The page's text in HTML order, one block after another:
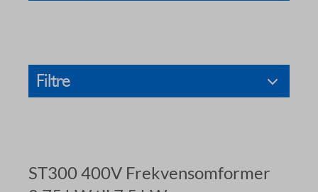
Filtre
ST300 400V Frekvensomformer